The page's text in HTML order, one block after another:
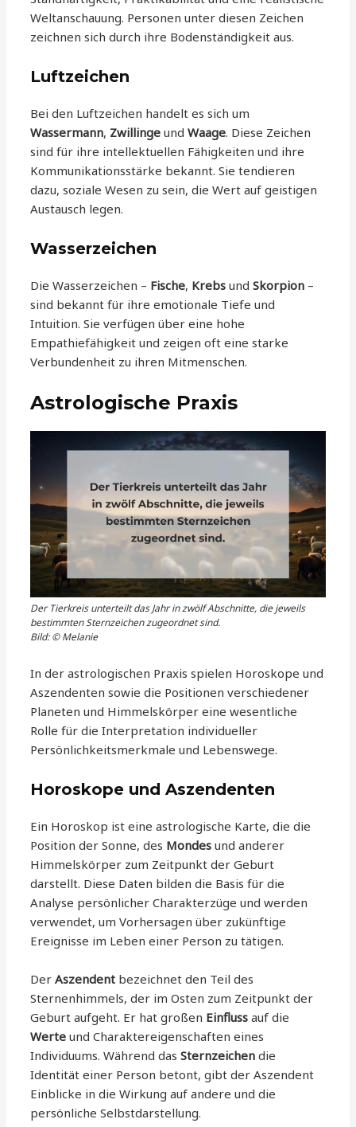
Weltanschauung. Personen unter diesen Zeichen
zeichnen sich durch ihre Bodenständigkeit aus.
Luftzeichen
Bei den Luftzeichen handelt es sich um
Wassermann, Zwillinge undWaage. Diese Zeichen
sind für ihre intellektuellen Fähigkeiten und ihre
Kommunikationsstärke bekannt. Sie tendieren
dazu, soziale Wesen zu sein, die Wert auf geistigen
Austausch legen.
Wasserzeichen
Die Wasserzeichen – Fische, Krebs undSkorpion –
sind bekannt für ihre emotionale Tiefe und
Intuition. Sie verfügen über eine hohe
Empathiefähigkeit und zeigen oft eine starke
Verbundenheit zu ihren Mitmenschen.
Astrologische Praxis
Der Tierkreis unterteilt das Jahr in zwölf Abschnitte, die jeweils
bestimmten Sternzeichen zugeordnet sind.
Bild: © Melanie
In der astrologischen Praxis spielen Horoskope und
Aszendenten sowie die Positionen verschiedener
Planeten und Himmelskörper eine wesentliche
Rolle für die Interpretation individueller
Persönlichkeitsmerkmale und Lebenswege.
Horoskope und Aszendenten
Ein Horoskop ist eine astrologische Karte, die die
Position der Sonne, des Mondes und anderer
Himmelskörper zum Zeitpunkt der Geburt
darstellt. Diese Daten bilden die Basis für die
Analyse persönlicher Charakterzüge und werden
verwendet, um Vorhersagen über zukünftige
Ereignisse im Leben einer Person zu tätigen.
DerAszendent bezeichnet den Teil des
Sternenhimmels, der im Osten zum Zeitpunkt der
Geburt aufgeht. Er hat großen Einfluss auf die
Werte und Charaktereigenschaften eines
Individuums. Während dasSternzeichen die
Identität einer Person betont, gibt der Aszendent
Einblicke in die Wirkung auf andere und die
persönliche Selbstdarstellung.